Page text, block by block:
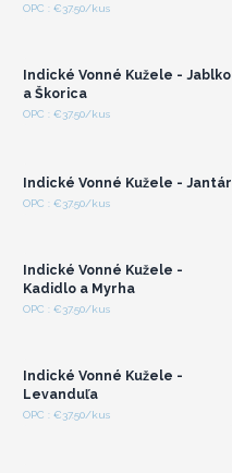
OPC : €37.50/kusPrihláste sa alebo
Indické Vonné Kužele - Jablko
a Škorica
OPC : €37.50/kusPrihláste sa alebo
Indické Vonné Kužele - Jantár
OPC : €37.50/kusPrihláste sa alebo
Indické Vonné Kužele -
Kadidlo a Myrha
OPC : €37.50/kusPrihláste sa alebo
Indické Vonné Kužele -
Levanduľa
OPC : €37.50/kusPrihláste sa alebo